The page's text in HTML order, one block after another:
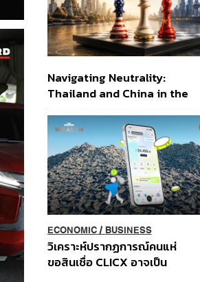
Navigating Neutrality:
Thailand and China in the
Order
ECONOMIC/ BUSINESS
วิเคราะห์ปรากฏการณ์คนแห่
ขอสินเชื่อ CLICX อาจเป็น